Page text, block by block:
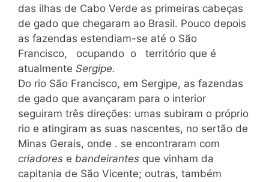
das ilhas de Cabo Verde as primeiras cabeças
de gado que chegaram ao Brasil. Pouco depois
as fazendas estendiam-se até o São
Francisco, ocupando o território que é
atualmente Sergipe.
Do rio São Francisco, em Sergipe, as fazendas
de gado que avançaram para o interior
seguiram três direções: umas subiram o próprio
rio e atingiram as suas nascentes, no sertão de
Minas Gerais, onde . se encontraram com
criadores e bandeirantes que vinham da
capitania de São Vicente; outras, também